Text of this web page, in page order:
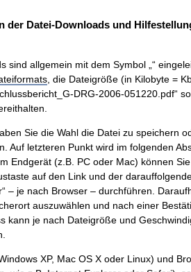
der Datei-Downloads und
sind allgemein mit dem Symbol „“
, die Dateigröße (in Kilobyte =
DRG-2006-051220.pdf“
Sie die Wahl die Datei zu speichern
Auf letzteren Punkt wird im folgenden
Endgerät (z.B. PC oder Mac) können
auf den Link und der
– je nach Browser – durchführen.
auszuwählen und nach einer
kann je nach Dateigröße und
XP, Mac OS X oder Linux) und